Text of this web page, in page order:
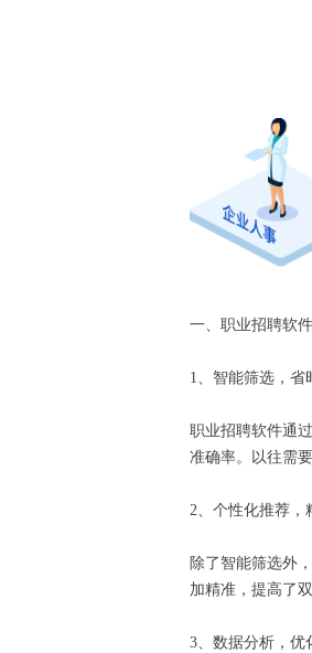
一、职业招聘软
1、智能筛选，省
职业招聘软件通
准确率。以往需
2、个性化推荐，
除了智能筛选外
加精准，提高了
3、数据分析，优